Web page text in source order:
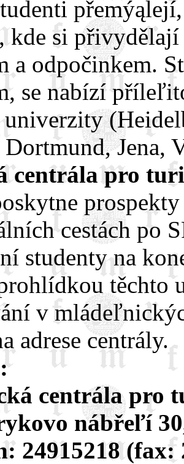
kde si
a odpočinkem.
se nabízí
univerzity
Dortmund, Jena,
centrála pro
cestách po
studenty na
těchto
v
adrese centrály.
centrála pro
nábřeľí
24915218 (fax: